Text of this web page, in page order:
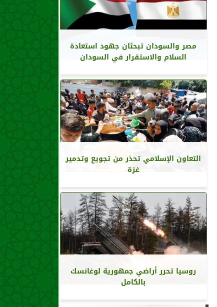
مصر والسودان تبحثان جهود استعادة
السلام والاستقرار في السودان
التعاون الإسلامي تحذر من تجويع وتدمير
غزة
روسيا تحرر أراضي جمهورية لوغانسك
بالكامل